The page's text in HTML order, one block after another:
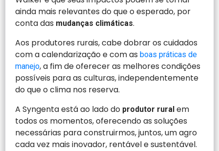
ainda mais relevantes do que o esperado, por
conta das mudanças climáticas.
Aos produtores rurais, cabe dobrar os cuidados
com a calendarização e com asboas práticas de
manejo, a fim de oferecer as melhores condições
possíveis para as culturas, independentemente
do que o clima nos reserva.
A Syngenta está ao lado do produtor rural em
todos os momentos, oferecendo as soluções
necessárias para construirmos, juntos, um agro
cada vez mais inovador, rentável e sustentável.